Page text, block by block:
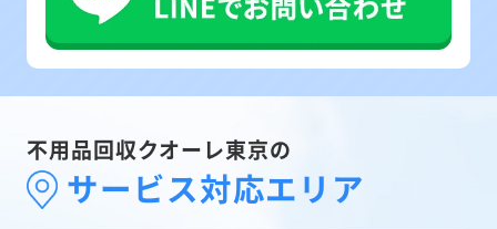
不用品回収クオーレ東京の
サービス対応エリア